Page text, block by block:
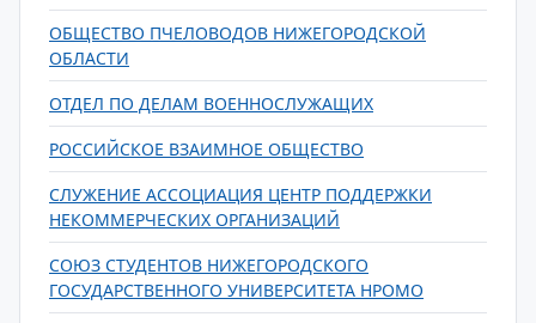
ОБЩЕСТВО ПЧЕЛОВОДОВ НИЖЕГОРОДСКОЙ
ОБЛАСТИ
ОТДЕЛ ПО ДЕЛАМ ВОЕННОСЛУЖАЩИХ
РОССИЙСКОЕ ВЗАИМНОЕ ОБЩЕСТВО
СЛУЖЕНИЕ АССОЦИАЦИЯ ЦЕНТР ПОДДЕРЖКИ
НЕКОММЕРЧЕСКИХ ОРГАНИЗАЦИЙ
СОЮЗ СТУДЕНТОВ НИЖЕГОРОДСКОГО
ГОСУДАРСТВЕННОГО УНИВЕРСИТЕТА НРОМО